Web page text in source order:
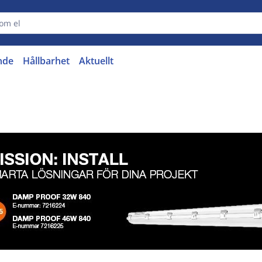
Hållbarhet Aktuellt